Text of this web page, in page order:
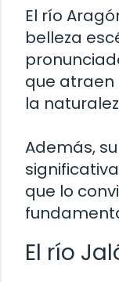
El río
belleza
que atraen
la
Además,
que lo
El río